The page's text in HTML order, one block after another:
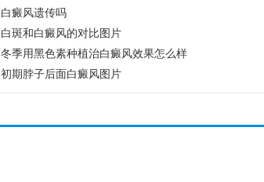
白癜风遗传吗
白斑和白癜风的对比图片
冬季用黑色素种植治白癜风效果怎么样
初期脖子后面白癜风图片